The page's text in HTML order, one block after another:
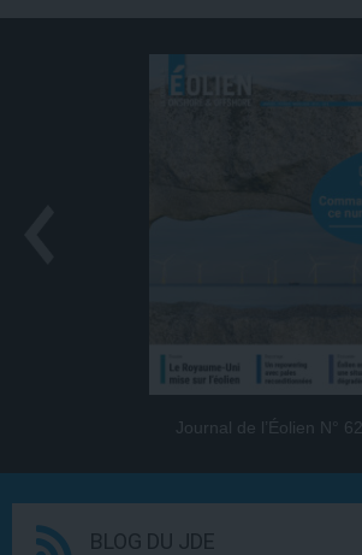
Journal de l’Éolien N° 62
BLOG DU JDE